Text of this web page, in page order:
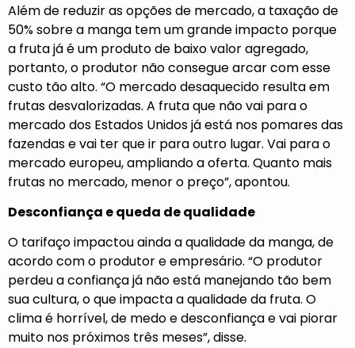
Além de reduzir as opções de mercado, a taxação de
50% sobre a manga tem um grande impacto porque
a fruta já é um produto de baixo valor agregado,
portanto, o produtor não consegue arcar com esse
custo tão alto. “O mercado desaquecido resulta em
frutas desvalorizadas. A fruta que não vai para o
mercado dos Estados Unidos já está nos pomares das
fazendas e vai ter que ir para outro lugar. Vai para o
mercado europeu, ampliando a oferta. Quanto mais
frutas no mercado, menor o preço”, apontou.
Desconfiança e queda de qualidade
O tarifaço impactou ainda a qualidade da manga, de
acordo com o produtor e empresário. “O produtor
perdeu a confiança já não está manejando tão bem
sua cultura, o que impacta a qualidade da fruta. O
clima é horrível, de medo e desconfiança e vai piorar
muito nos próximos três meses”, disse.